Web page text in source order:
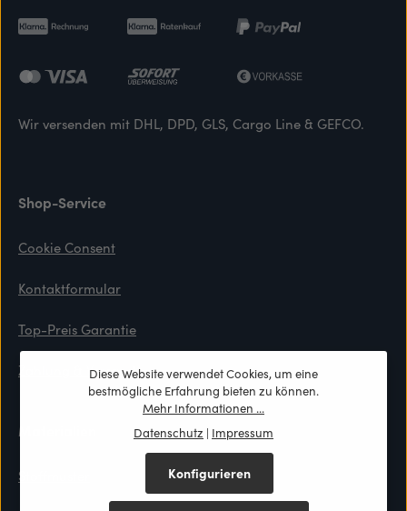
Wir versenden mit DHL, DPD, GLS, Cargo Line & GEFCO.
Shop-Service
Cookie Consent
Kontaktformular
Top-Preis Garantie
Zahlung & Versand
Materialien
Stoffmuster
Diese Website verwendet Cookies, um eine
bestmögliche Erfahrung bieten zu können.
Mehr Informationen ...
Datenschutz | Impressum
Konfigurieren